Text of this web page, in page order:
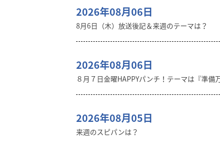
2026年08月06日
8月6日（木）放送後記＆来週のテーマは？
2026年08月06日
８月７日金曜HAPPYパンチ！テーマは『準備
2026年08月05日
来週のスピパンは？